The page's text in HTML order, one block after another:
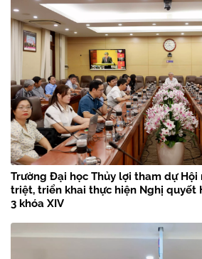
Trường Đại học Thủy lợi tham dự
triệt, triển khai thực hiện Nghị quyết
3 khóa XIV